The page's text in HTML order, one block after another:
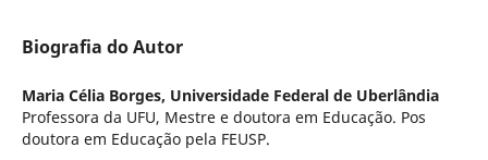
Biografia do Autor
Maria Célia Borges, Universidade Federal de Uberlândia
Professora da UFU, Mestre e doutora em Educação. Pos
doutora em Educação pela FEUSP.